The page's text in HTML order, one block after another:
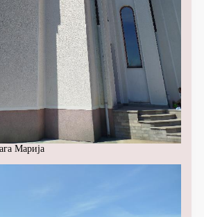
Марија